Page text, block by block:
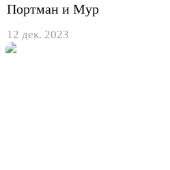
Портман и Мур
12 дек. 2023